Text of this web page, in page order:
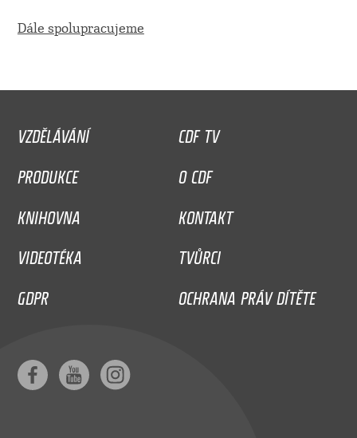
Dále spolupracujeme
VZDĚLÁVÁNÍ
CDF TV
PRODUKCE
O CDF
KNIHOVNA
KONTAKT
VIDEOTÉKA
TVŮRCI
GDPR
OCHRANA PRÁV DÍTĚTE